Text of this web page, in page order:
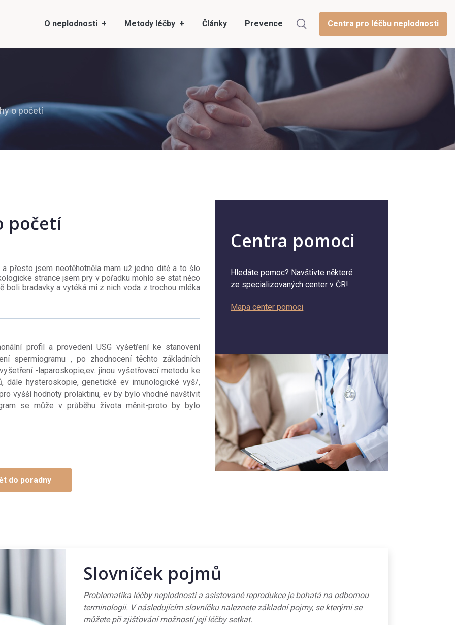
O neplodnosti Metody léčby Články Prevence Centra pro léčbu neplodnosti
o početí
početí
přesto jsem neotěhotněla mam už jedno ditě a to šlo
strance jsem pry v pořadku mohlo se stat něco
boli bradavky a vytéká mi z nich voda z trochou mléka
profil a provedení USG vyšetření ke stanovení
spermiogramu , po zhodnocení těchto základních
-laparoskopie,ev. jinou vyšetřovací metodu ke
dále hysteroskopie, genetické ev imunologické vyš/,
vyšší hodnoty prolaktinu, ev by bylo vhodné navštívit
se může v průběhu života měnit-proto by bylo
do poradny
Centra pomoci
Hledáte pomoc? Navštivte některé
ze specializovaných center v ČR!
Mapa center pomoci
Slovníček pojmů
Problematika léčby neplodnosti a asistované reprodukce je bohatá na odbornou
terminologii. V následujícím slovníčku naleznete základní pojmy, se kterými se
můžete při zjišťování možností její léčby setkat.